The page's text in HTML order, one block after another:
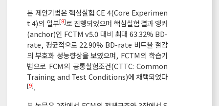
본 제안기법은 핵심실험 CE 4(Core Experimen
t 4)의 일부[8]로 진행되었으며 핵심실험 결과 앵커
(anchor)인 FCTM v5.0 대비 최대 63.32% BD-
rate, 평균적으로 22.90% BD-rate 비트율 절감
의 부호화 성능향상을 보였으며, FCTM의 학습기
법으로 FCM의 공통실험조건(CTTC: Common
Training and Test Conditions)에 채택되었다
[9].